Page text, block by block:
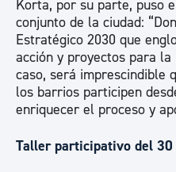
Korta, por su parte, puso
conjunto de la ciudad:
Estratégico 2030 que
acción y proyectos para
caso, será imprescindible
los barrios participen
enriquecer el proceso y
Taller participativo del 30